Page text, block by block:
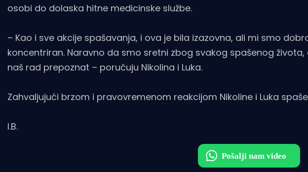
osobi do dolaska hitne medicinske službe.
– Kao i sve akcije spašavanja, i ova je bila izazovna, ali mi smo
koncentriran. Naravno da smo sretni zbog svakog spašenog
naš rad prepoznat – poručuju Nikolina i Luka.
Zahvaljujući brzom i pravovremenom reakcijom Nikoline i Luka
I.B.